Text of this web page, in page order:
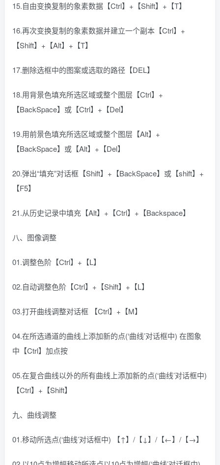
15.自由变换复制的象素数据【Ctrl】+【Shift】+【T】
16.再次变换复制的象素数据并建立一个副本【Ctrl】+
【Shift】+【Alt】+【T】
17.删除选框中的图案或选取的路径【DEL】
18.用背景色填充所选区域或整个图层【Ctrl】+
【BackSpace】或【Ctrl】+【Del】
19.用前景色填充所选区域或整个图层【Alt】+
【BackSpace】或【Alt】+【Del】
20.弹出“填充”对话框【Shift】+【BackSpace】或【shift】+
【F5】
21.从历史记录中填充【Alt】+【Ctrl】+【Backspace】
八、图像调整
01.调整色阶【Ctrl】+【L】
02.自动调整色阶【Ctrl】+【Shift】+【L】
03.打开曲线调整对话框 【Ctrl】+【M】
04.在所选通道的曲线上添加新的点(‘曲线’对话框中) 在图象
中【Ctrl】加点按
05.在复合曲线以外的所有曲线上添加新的点(‘曲线’对话框中)
【Ctrl】+【Shift】
九、曲线调整
01.移动所选点(‘曲线’对话框中) 【↑】/【↓】/【←】/【→】